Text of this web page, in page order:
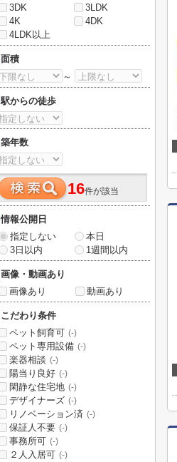
3DK
3LDK
4K
4DK
4LDK以上
面積
～
駅からの徒歩
築年数
16件が該当
情報公開日
指定しない
本日
3日以内
1週間以内
画像・動画あり
画像あり
動画あり
こだわり条件
ペット飼育可 (-)
ペット専用設備 (-)
楽器相談 (-)
陽当り良好 (-)
閑静な住宅地 (-)
デザイナーズ (-)
リノベーション済 (-)
保証人不要 (-)
事務所可 (-)
２人入居可 (-)